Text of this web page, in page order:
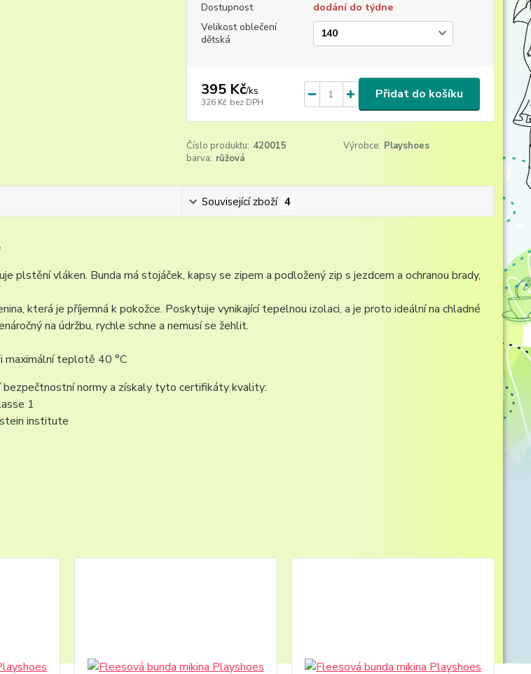
Dostupnost
dodání do týdne
Velikost oblečení
dětská
395 Kč/ks
326 Kč bez DPH
Přidat do košíku
Číslo produktu: 420015 Výrobce: Playshoes
barva: růžová
Související zboží 4
plstění vláken. Bunda má stojáček, kapsy se zipem a podložený zip s jezdcem a ochranou brady,
která je příjemná k pokožce. Poskytuje vynikající tepelnou izolaci, a je proto ideální na chladné
na údržbu, rychle schne a nemusí se žehlit.
maximální teplotě 40 °C
bezpečtnostní normy a získaly tyto certifikáty kvality:
1
institute